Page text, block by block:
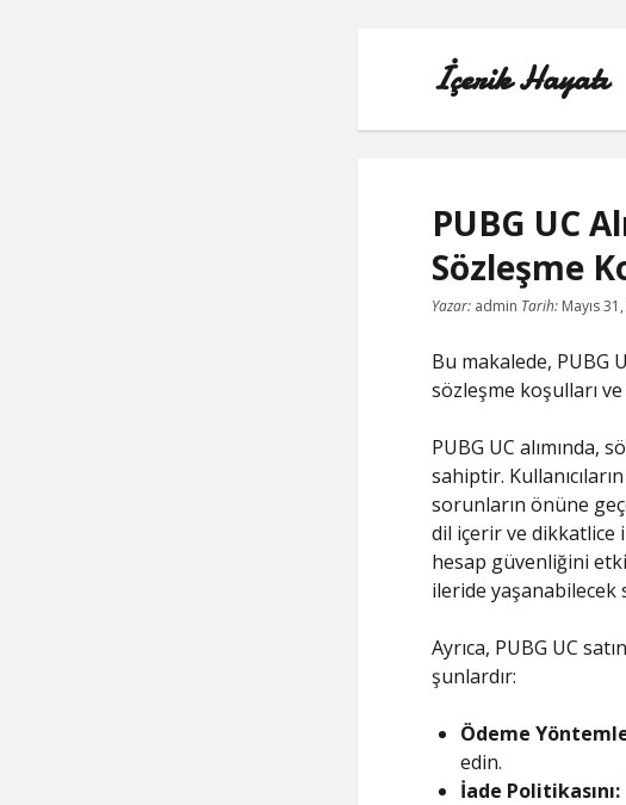
İçerik Hayatı
PUBG UC
Sözleşme
Yazar:admin Tarih: Mayıs
Bu makalede, PUBG
sözleşme koşulları
PUBG UC alımında,
sahiptir.
sorunların önüne
dil içerir ve dikkatlice
hesap güvenliğini
ileride yaşanabilecek
Ayrıca, PUBG UC
şunlardır:
Ödeme
edin.
İade Politikasını: